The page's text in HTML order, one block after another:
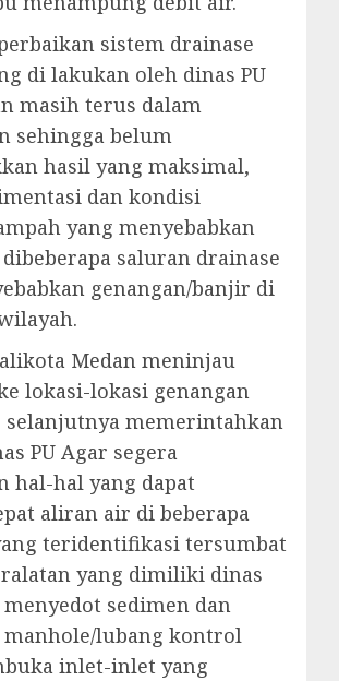
sistem drainase
di lakukan oleh dinas PU
masih terus dalam
sehingga belum
hasil yang maksimal,
dan kondisi
yang menyebabkan
saluran drainase
genangan/banjir di
Medan meninjau
lokasi-lokasi genangan
selanjutnya memerintahkan
PU Agar segera
hal-hal yang dapat
aliran air di beberapa
teridentifikasi tersumbat
yang dimiliki dinas
menyedot sedimen dan
lubang kontrol
inlet-inlet yang